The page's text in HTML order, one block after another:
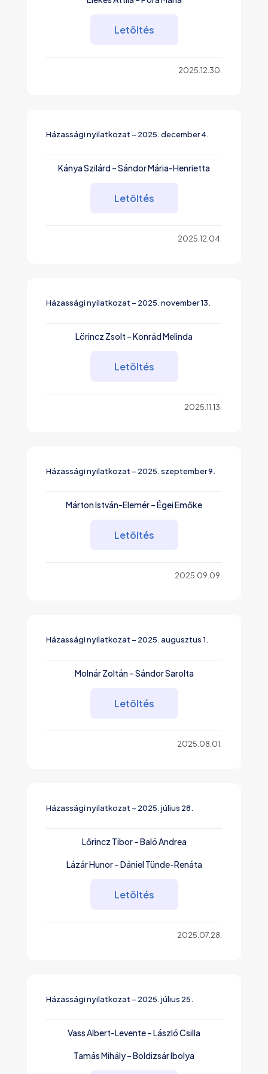
Letöltés
2025.12.30.
Házassági nyilatkozat – 2025. december 4.
Kánya Szilárd – Sándor Mária-Henrietta
Letöltés
2025.12.04.
Házassági nyilatkozat – 2025. november 13.
Lörincz Zsolt – Konrád Melinda
Letöltés
2025.11.13.
Házassági nyilatkozat – 2025. szeptember 9.
Márton István-Elemér – Égei Emőke
Letöltés
2025.09.09.
Házassági nyilatkozat – 2025. augusztus 1.
Molnár Zoltán – Sándor Sarolta
Letöltés
2025.08.01.
Házassági nyilatkozat – 2025. július 28.
Lőrincz Tibor – Baló Andrea
Lázár Hunor – Dániel Tünde-Renáta
Letöltés
2025.07.28.
Házassági nyilatkozat – 2025. július 25.
Vass Albert-Levente – László Csilla
Tamás Mihály – Boldizsár Ibolya